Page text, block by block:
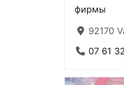
фирмы
92170
07 61